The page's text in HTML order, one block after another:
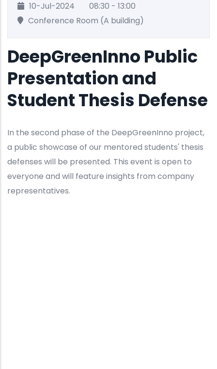
10-Jul-2024
08:30 - 13:00
Conference Room (A building)
DeepGreenInno Public
Presentation and
Student Thesis Defense
In the second phase of the DeepGreenInno project,
a public showcase of our mentored students' thesis
defenses will be presented. This event is open to
everyone and will feature insights from company
representatives.